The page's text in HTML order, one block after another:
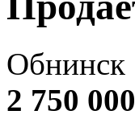
Обнинск
2 750